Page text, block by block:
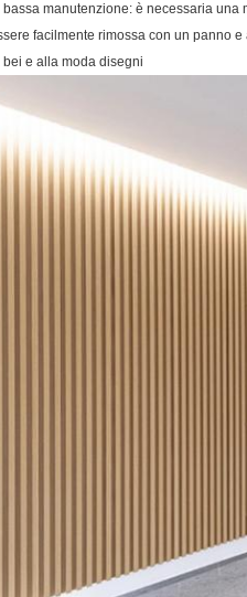
bassa manutenzione: è necessaria
facilmente rimossa con un panno e
bei e alla moda disegni